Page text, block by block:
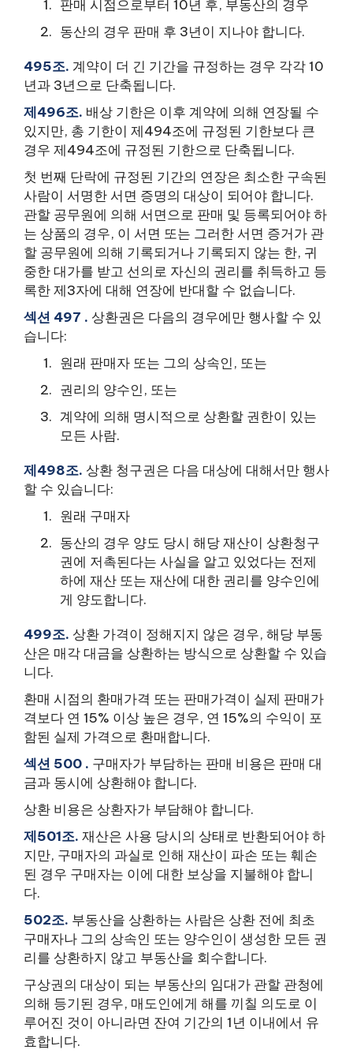
판매 시점으로부터 10년 후, 부동산의 경우
동산의 경우 판매 후 3년이 지나야 합니다.
495조. 계약이 더 긴 기간을 규정하는 경우 각각 10
년과 3년으로 단축됩니다.
제496조. 배상 기한은 이후 계약에 의해 연장될 수
있지만, 총 기한이 제494조에 규정된 기한보다 큰
경우 제494조에 규정된 기한으로 단축됩니다.
첫 번째 단락에 규정된 기간의 연장은 최소한 구속된
사람이 서명한 서면 증명의 대상이 되어야 합니다.
관할 공무원에 의해 서면으로 판매 및 등록되어야 하
는 상품의 경우, 이 서면 또는 그러한 서면 증거가 관
할 공무원에 의해 기록되거나 기록되지 않는 한, 귀
중한 대가를 받고 선의로 자신의 권리를 취득하고 등
록한 제3자에 대해 연장에 반대할 수 없습니다.
섹션 497 . 상환권은 다음의 경우에만 행사할 수 있
습니다:
원래 판매자 또는 그의 상속인, 또는
권리의 양수인, 또는
계약에 의해 명시적으로 상환할 권한이 있는
모든 사람.
제498조. 상환 청구권은 다음 대상에 대해서만 행사
할 수 있습니다:
원래 구매자
동산의 경우 양도 당시 해당 재산이 상환청구
권에 저촉된다는 사실을 알고 있었다는 전제
하에 재산 또는 재산에 대한 권리를 양수인에
게 양도합니다.
499조. 상환 가격이 정해지지 않은 경우, 해당 부동
산은 매각 대금을 상환하는 방식으로 상환할 수 있습
니다.
환매 시점의 환매가격 또는 판매가격이 실제 판매가
격보다 연 15% 이상 높은 경우, 연 15%의 수익이 포
함된 실제 가격으로 환매합니다.
섹션 500 . 구매자가 부담하는 판매 비용은 판매 대
금과 동시에 상환해야 합니다.
상환 비용은 상환자가 부담해야 합니다.
제501조. 재산은 사용 당시의 상태로 반환되어야 하
지만, 구매자의 과실로 인해 재산이 파손 또는 훼손
된 경우 구매자는 이에 대한 보상을 지불해야 합니
다.
502조. 부동산을 상환하는 사람은 상환 전에 최초
구매자나 그의 상속인 또는 양수인이 생성한 모든 권
리를 상환하지 않고 부동산을 회수합니다.
구상권의 대상이 되는 부동산의 임대가 관할 관청에
의해 등기된 경우, 매도인에게 해를 끼칠 의도로 이
루어진 것이 아니라면 잔여 기간의 1년 이내에서 유
효합니다.